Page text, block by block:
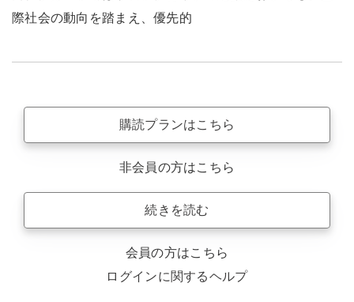
際社会の動向を踏まえ、優先的
購読プランはこちら
非会員の方はこちら
続きを読む
会員の方はこちら
ログインに関するヘルプ